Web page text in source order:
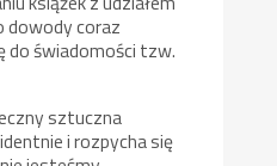
dowody coraz
do świadomości tzw.
sztuczna
i rozpycha się